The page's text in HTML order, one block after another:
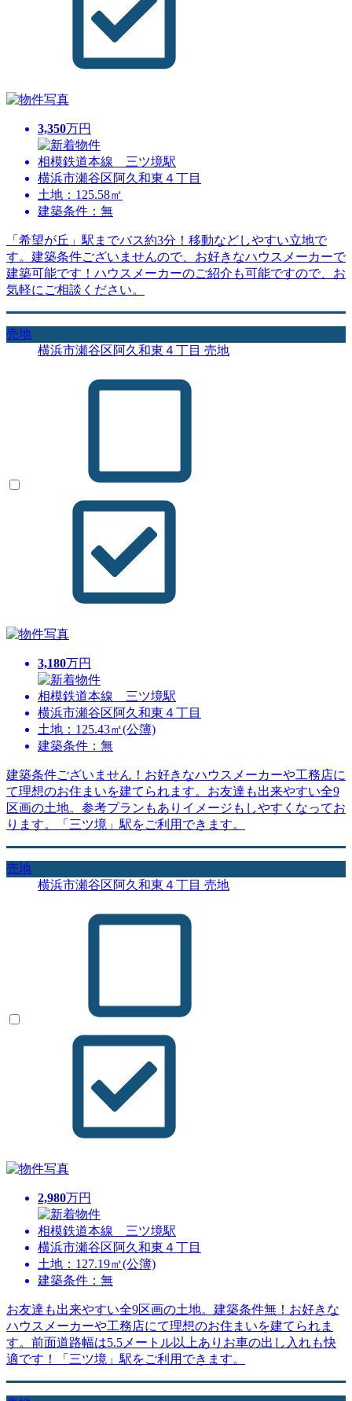
3,350万円
相模鉄道本線 三ツ境駅
横浜市瀬谷区阿久和東４丁目
土地：125.58㎡
建築条件：無
「希望が丘」駅までバス約3分！移動などしやすい立地で
す。建築条件ございませんので、お好きなハウスメーカーで
建築可能です！ハウスメーカーのご紹介も可能ですので、お
気軽にご相談ください。
売地
横浜市瀬谷区阿久和東４丁目 売地
3,180万円
相模鉄道本線 三ツ境駅
横浜市瀬谷区阿久和東４丁目
土地：125.43㎡(公簿)
建築条件：無
建築条件ございません！お好きなハウスメーカーや工務店に
て理想のお住まいを建てられます。お友達も出来やすい全9
区画の土地。参考プランもありイメージもしやすくなってお
ります。「三ツ境」駅をご利用できます。
売地
横浜市瀬谷区阿久和東４丁目 売地
2,980万円
相模鉄道本線 三ツ境駅
横浜市瀬谷区阿久和東４丁目
土地：127.19㎡(公簿)
建築条件：無
お友達も出来やすい全9区画の土地。建築条件無！お好きな
ハウスメーカーや工務店にて理想のお住まいを建てられま
す。前面道路幅は5.5メートル以上ありお車の出し入れも快
適です！「三ツ境」駅をご利用できます。